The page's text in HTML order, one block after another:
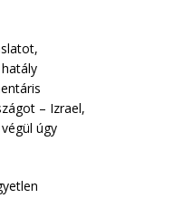
– Izrael,
úgy